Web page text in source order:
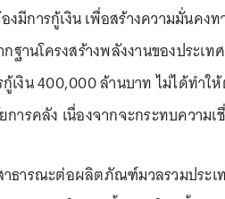
งมีการกู้เงิน เพื่อสร้างความมั่นค
กฐานโครงสร้างพลังงานของประ
เงิน 400,000 ล้านบาท ไม่ได้ทำ
การคลัง เนื่องจากจะกระทบความ
ธารณะต่อผลิตภัณฑ์มวลรวมประเ